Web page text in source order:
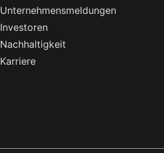
Unternehmensmeldungen
Investoren
Nachhaltigkeit
Karriere